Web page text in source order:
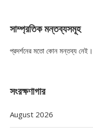
সাম্প্রতিক মন্তব্যসমূহ
প্রদর্শনের মতো কোন মন্তব্য নেই।
সংরক্ষণাগার
August 2026